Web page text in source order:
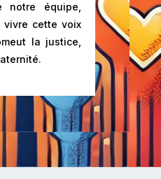
notre équipe,
vivre cette voix
la justice,